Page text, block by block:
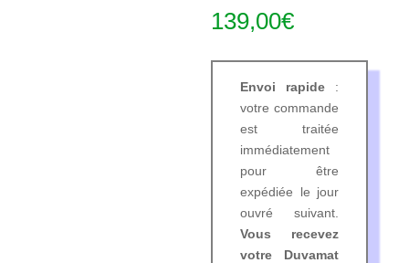
139,00€
Envoi rapide :
votre commande
est traitée
immédiatement
pour être
expédiée le jour
ouvré suivant.
Vous recevez
votre Duvamat